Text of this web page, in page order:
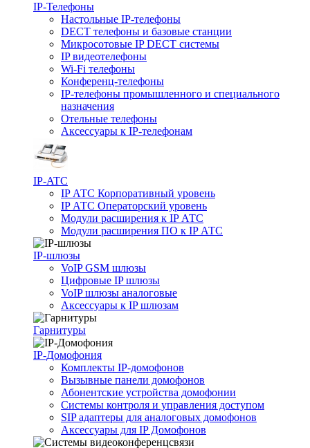
IP-Телефоны
Настольные IP-телефоны
DECT телефоны и базовые станции
Микросотовые IP DECT системы
IP видеотелефоны
Wi-Fi телефоны
Конференц-телефоны
IP-телефоны промышленного и специального
назначения
Отельные телефоны
Аксессуары к IP-телефонам
IP-ATC
IP АТС Корпоративный уровень
IP АТС Операторский уровень
Модули расширения к IP АТС
Модули расширения ПО к IP АТС
IP-шлюзы
VoIP GSM шлюзы
Цифровые IP шлюзы
VoIP шлюзы аналоговые
Аксессуары к IP шлюзам
Гарнитуры
IP-Домофония
Комплекты IP-домофонов
Вызывные панели домофонов
Абонентские устройства домофонии
Системы контроля и управления доступом
SIP адаптеры для аналоговых домофонов
Аксессуары для IP Домофонов